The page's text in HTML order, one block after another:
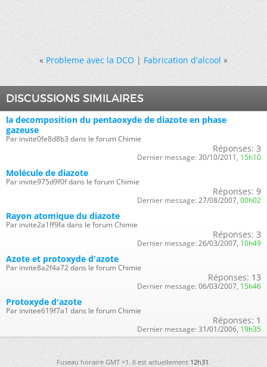
« Probleme avec la DCO|Fabrication d'alcool »
DISCUSSIONS SIMILAIRES
la decomposition du pentaoxyde de diazote en phase
gazeuse
Par invite0fe8d8b3 dans le forum Chimie
Réponses: 3
Dernier message: 30/10/2011, 15h10
Molécule de diazote
Par invite975d9f0f dans le forum Chimie
Réponses: 9
Dernier message: 27/08/2007, 00h02
Rayon atomique du diazote
Par invite2a1ff9fa dans le forum Chimie
Réponses: 3
Dernier message: 26/03/2007, 10h49
Azote et protoxyde d'azote
Par invite8a2f4a72 dans le forum Chimie
Réponses: 13
Dernier message: 06/03/2007, 15h46
Protoxyde d'azote
Par invitee619f7a1 dans le forum Chimie
Réponses: 1
Dernier message: 31/01/2006, 19h35
Fuseau horaire GMT +1. Il est actuellement12h31.